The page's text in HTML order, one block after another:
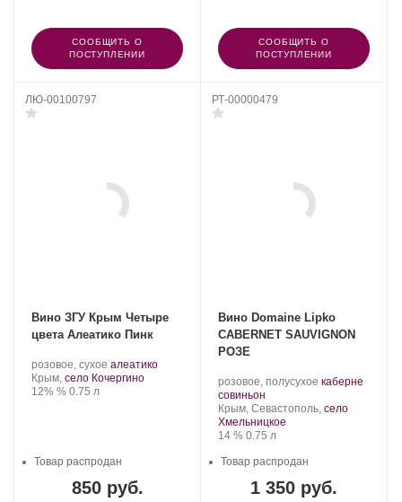
СООБЩИТЬ О
ПОСТУПЛЕНИИ
СООБЩИТЬ О
ПОСТУПЛЕНИИ
ЛЮ-00100797
Вино ЗГУ Крым Четыре
цвета Алеатико Пинк
Производитель:
Валерий
Захарьин.
розовое, сухое .
Сорт
алеатико.
Регион:
Крым, село Кочергино
Крепость
12% %. Объем
0.75 л
850 руб.
Товар распродан
РТ-00000479
Вино Domaine Lipko
CABERNET SAUVIGNON
РОЗЕ
Производитель:
Domaine
Lipko.
розовое, полусухое .
винограда:
каберне
совиньон
Регион:
Крым, Севастополь, село
Хмельницкое
Крепость
14 %. Объем
0.75 л
1 350 руб.
Товар распродан